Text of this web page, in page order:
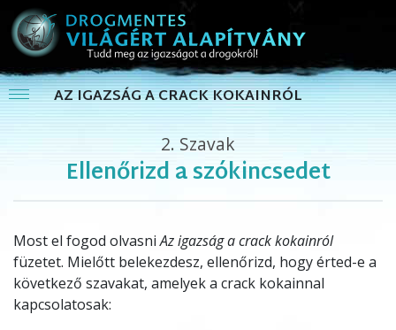
AZ IGAZSÁG A CRACK KOKAINRÓL
2. Szavak
Ellenőrizd a szókincsedet
Most el fogod olvasniAz igazság a crack kokainról
füzetet. Mielőtt belekezdesz, ellenőrizd, hogy érted-e a
következő szavakat, amelyek a crack kokainnal
kapcsolatosak: